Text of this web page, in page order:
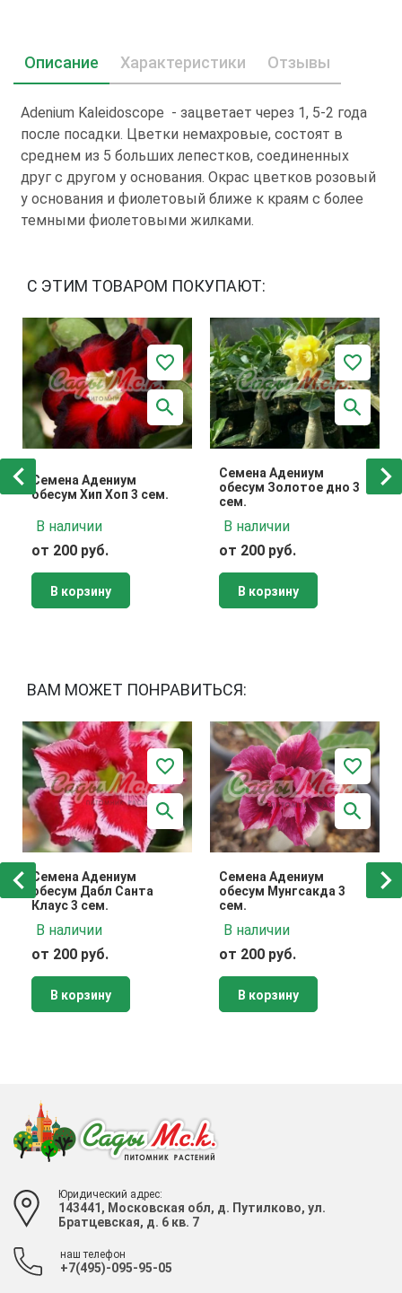
Описание Характеристики Отзывы
Adenium Kaleidoscope - зацветает через 1, 5-2 года
после посадки. Цветки немахровые, состоят в
среднем из 5 больших лепестков, соединенных
друг с другом у основания. Окрас цветков розовый
у основания и фиолетовый ближе к краям с более
темными фиолетовыми жилками.
С ЭТИМ ТОВАРОМ ПОКУПАЮТ:
Семена Адениум
обесум Хип Хоп 3 сем.
В наличии
от 200 руб.
В корзину
Семена Адениум
обесум Золотое дно 3
сем.
В наличии
от 200 руб.
В корзину
ВАМ МОЖЕТ ПОНРАВИТЬСЯ:
Семена Адениум
обесум Дабл Санта
Клаус 3 сем.
В наличии
от 200 руб.
В корзину
Семена Адениум
обесум Мунгсакда 3
сем.
В наличии
от 200 руб.
В корзину
Юридический адрес:
143441, Московская обл, д. Путилково, ул.
Братцевская, д. 6 кв. 7
наш телефон
+7(495)-095-95-05